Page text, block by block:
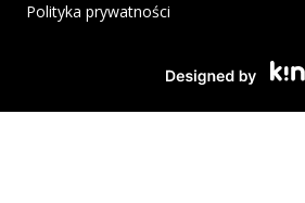
Polityka prywatności